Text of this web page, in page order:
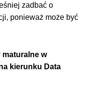
zadbać o
ponieważ może być
maturalne w
kierunku Data